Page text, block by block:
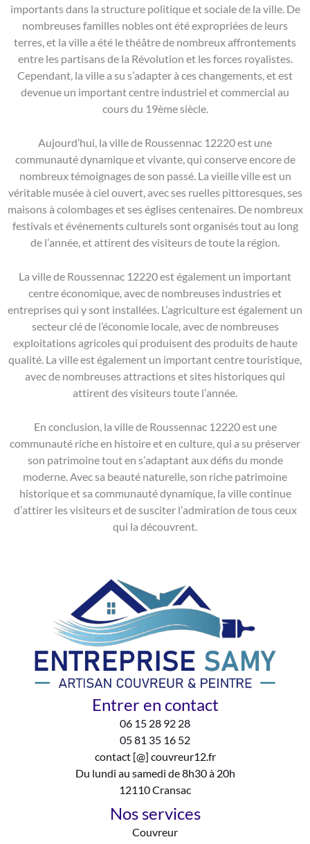
importants dans la structure politique et sociale de la ville. De
nombreuses familles nobles ont été expropriées de leurs
terres, et la ville a été le théâtre de nombreux affrontements
entre les partisans de la Révolution et les forces royalistes.
Cependant, la ville a su s’adapter à ces changements, et est
devenue un important centre industriel et commercial au
cours du 19ème siècle.
Aujourd’hui, la ville de Roussennac 12220 est une
communauté dynamique et vivante, qui conserve encore de
nombreux témoignages de son passé. La vieille ville est un
véritable musée à ciel ouvert, avec ses ruelles pittoresques, ses
maisons à colombages et ses églises centenaires. De nombreux
festivals et événements culturels sont organisés tout au long
de l’année, et attirent des visiteurs de toute la région.
La ville de Roussennac 12220 est également un important
centre économique, avec de nombreuses industries et
entreprises qui y sont installées. L’agriculture est également un
secteur clé de l’économie locale, avec de nombreuses
exploitations agricoles qui produisent des produits de haute
qualité. La ville est également un important centre touristique,
avec de nombreuses attractions et sites historiques qui
attirent des visiteurs toute l’année.
En conclusion, la ville de Roussennac 12220 est une
communauté riche en histoire et en culture, qui a su préserver
son patrimoine tout en s’adaptant aux défis du monde
moderne. Avec sa beauté naturelle, son riche patrimoine
historique et sa communauté dynamique, la ville continue
d’attirer les visiteurs et de susciter l’admiration de tous ceux
qui la découvrent.
Entrer en contact
06 15 28 92 28
05 81 35 16 52
contact [@] couvreur12.fr
Du lundi au samedi de 8h30 à 20h
12110 Cransac
Nos services
Couvreur